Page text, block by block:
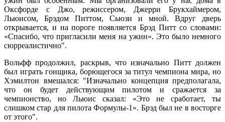
Оксфорде с Джо, режиссером, Джерри Брукхаймером,
Льюисом, Брэдом Питтом, Сьюзи и мной. Вдруг дверь
открывается, и на пороге появляется Брэд Питт со словами:
«Спасибо, что пригласили меня на ужин». Это было немного
сюрреалистично".
Вольфф продолжил, раскрыв, что изначально Питт должен
был играть гонщика, борющегося за титул чемпиона мира, но
Хэмилтон вмешался: "Изначально концепция предполагала,
что он будет действующим пилотом и сражается за
чемпионство, но Льюис сказал: «Это не сработает, ты
слишком стар для пилота Формулы-1». Брэд был не в восторге
от этого".